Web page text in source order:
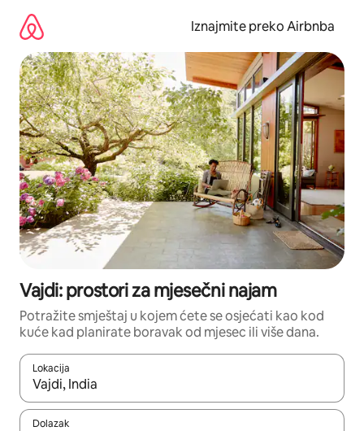
sadržaj
Iznajmite preko Airbnba
Vajdi: prostori za mjesečni najam
Potražite smještaj u kojem ćete se osjećati kao kod
kuće kad planirate boravak od mjesec ili više dana.
Lokacija
Kada budu dostupni rezultati, moći ćete ih pregledati
Dolazak